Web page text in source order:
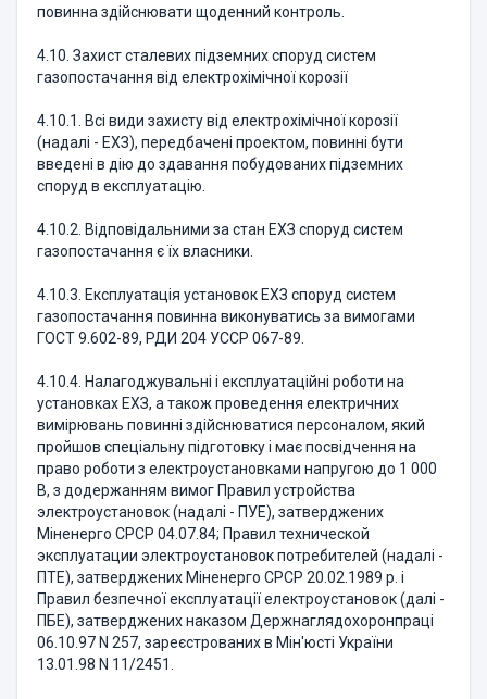
повинна здійснювати щоденний контроль.
4.10. Захист сталевих підземних споруд систем
газопостачання від електрохімічної корозії
4.10.1. Всі види захисту від електрохімічної корозії
(надалі - ЕХЗ), передбачені проектом, повинні бути
введені в дію до здавання побудованих підземних
споруд в експлуатацію.
4.10.2. Відповідальними за стан ЕХЗ споруд систем
газопостачання є їх власники.
4.10.3. Експлуатація установок ЕХЗ споруд систем
газопостачання повинна виконуватись за вимогами
ГОСТ 9.602-89, РДИ 204 УССР 067-89.
4.10.4. Налагоджувальні і експлуатаційні роботи на
установках ЕХЗ, а також проведення електричних
вимірювань повинні здійснюватися персоналом, який
пройшов спеціальну підготовку і має посвідчення на
право роботи з електроустановками напругою до 1 000
В, з додержанням вимог Правил устройства
электроустановок (надалі - ПУЕ), затверджених
Міненерго СРСР 04.07.84; Правил технической
эксплуатации электроустановок потребителей (надалі -
ПТЕ), затверджених Міненерго СРСР 20.02.1989 р. і
Правил безпечної експлуатації електроустановок (далі -
ПБЕ), затверджених наказом Держнаглядохоронпраці
06.10.97 N 257, зареєстрованих в Мін'юсті України
13.01.98 N 11/2451.